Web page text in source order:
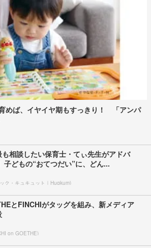
めば、イヤイヤ期もすっきり！ 「アンパ
も相談したい保育士・てぃ先生がアドバ
子どもの“おてつだい”に、どん...
ク・キュキュット｜Hugkum)
とFINCHIがタッグを組み、新メディア
on GOETHE)